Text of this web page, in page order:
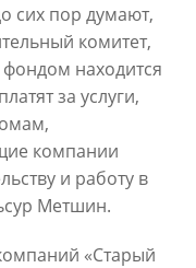
сих пор думают,
комитет,
находится
за услуги,
компании
и работу в
Метшин.
«Старый